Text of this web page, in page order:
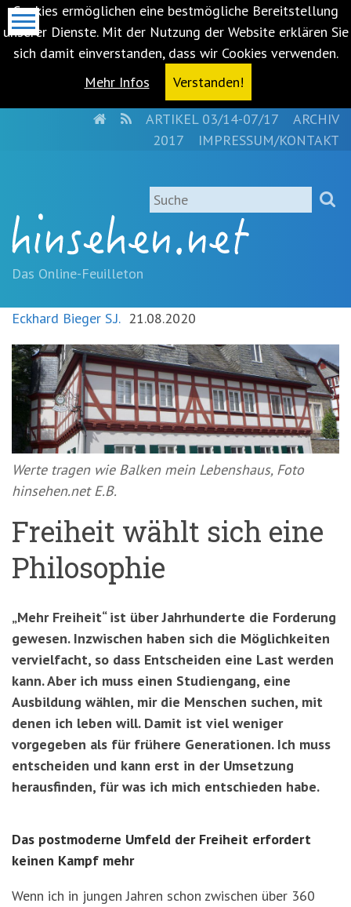
Cookies ermöglichen eine bestmögliche Bereitstellung
unserer Dienste. Mit der Nutzung der Website erklären Sie
sich damit einverstanden, dass wir Cookies verwenden.
Mehr Infos
Verstanden!
springen
(Accesskey
'1')Zur
springen
'3')Zur
Suche
springen
(Accesskey
'2')
HOMERSSARTIKEL 03/14-07/17
ARCHIV
2017
IMPRESSUM/KONTAKT
Suche
Das Online-Feuilleton
Eckhard Bieger S.J. 21.08.2020
Werte tragen wie Balken mein Lebenshaus, Foto
hinsehen.net E.B.
Freiheit wählt sich eine
Philosophie
„Mehr Freiheit“ ist über Jahrhunderte die Forderung
gewesen. Inzwischen haben sich die Möglichkeiten
vervielfacht, so dass Entscheiden eine Last werden
kann. Aber ich muss einen Studiengang, eine
Ausbildung wählen, mir die Menschen suchen, mit
denen ich leben will. Damit ist viel weniger
vorgegeben als für frühere Generationen. Ich muss
entscheiden und kann erst in der Umsetzung
herausfinden, für was ich mich entschieden habe.
Das postmoderne Umfeld der Freiheit erfordert
keinen Kampf mehr
Wenn ich in jungen Jahren schon zwischen über 360